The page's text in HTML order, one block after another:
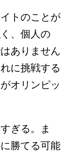
トのことが
、個人の
ありません
に挑戦する
オリンピッ
ぎる。ま
勝てる可能